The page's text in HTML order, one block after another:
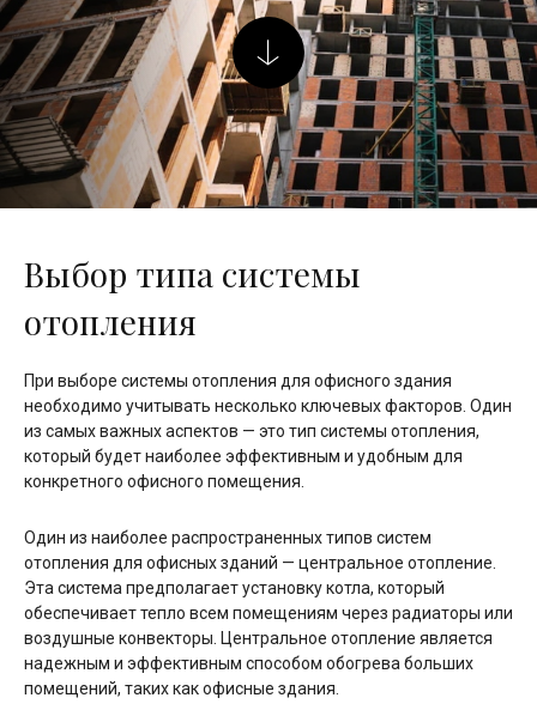
Выбор типа системы
отопления
При выборе системы отопления для офисного здания
необходимо учитывать несколько ключевых факторов. Один
из самых важных аспектов — это тип системы отопления,
который будет наиболее эффективным и удобным для
конкретного офисного помещения.
Один из наиболее распространенных типов систем
отопления для офисных зданий — центральное отопление.
Эта система предполагает установку котла, который
обеспечивает тепло всем помещениям через радиаторы или
воздушные конвекторы. Центральное отопление является
надежным и эффективным способом обогрева больших
помещений, таких как офисные здания.